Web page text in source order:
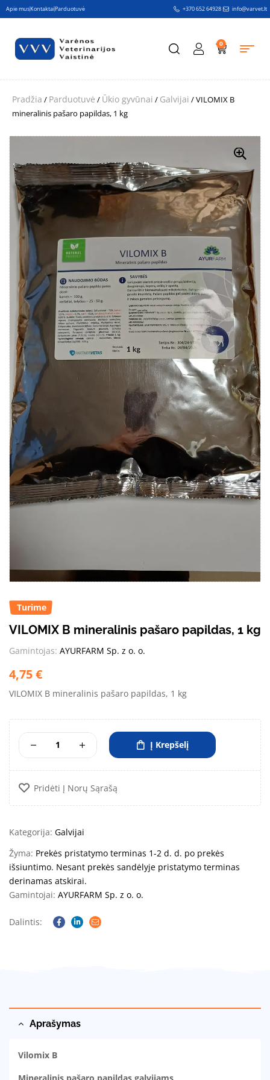
Apie musKontaktaiParduotuvė +370 652 64928 info@varvet.lt
0
Pradžia / Parduotuvė / Ūkio gyvūnai / Galvijai / VILOMIX B
mineralinis pašaro papildas, 1 kg
Turime
VILOMIX B mineralinis pašaro papildas, 1 kg
Gamintojas: AYURFARM Sp. z o. o.
4,75€
VILOMIX B mineralinis pašaro papildas, 1 kg
Į Krepšelį
Pridėti Į Norų Sąrašą
Kategorija: Galvijai
Žyma: Prekės pristatymo terminas 1-2 d. d. po prekės
išsiuntimo. Nesant prekės sandėlyje pristatymo terminas
derinamas atskirai.
Gamintojai: AYURFARM Sp. z o. o.
Dalintis:
Facebook
Linkedin
Email
Aprašymas
Vilomix B